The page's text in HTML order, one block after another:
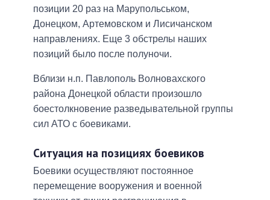
позиции 20 раз на Марупольськом,
Донецком, Артемовском и Лисичанском
направлениях. Еще 3 обстрелы наших
позиций было после полуночи.
Вблизи н.п. Павлополь Волновахского
района Донецкой области произошло
боестолкновение разведывательной группы
сил АТО с боевиками.
Ситуация на позициях боевиков
Боевики осуществляют постоянное
перемещение вооружения и военной